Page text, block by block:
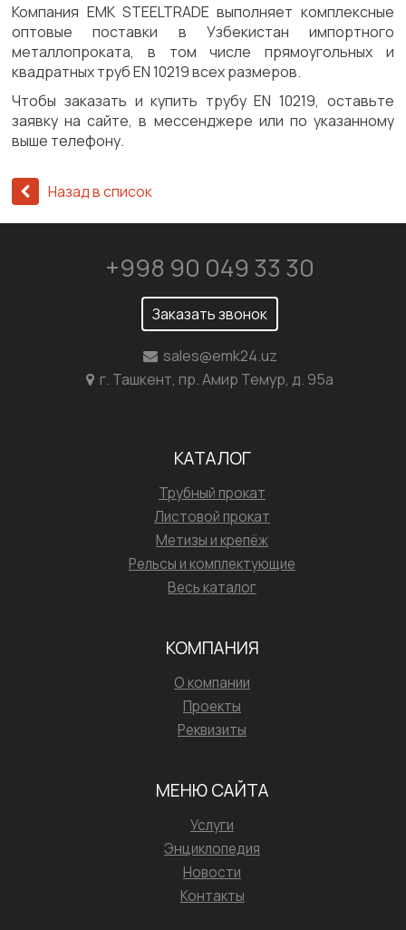
Компания EMK STEELTRADE выполняет комплексные
оптовые поставки в Узбекистан импортного
металлопроката, в том числе прямоугольных и
квадратных труб EN 10219 всех размеров.
Чтобы заказать и купить трубу EN 10219, оставьте
заявку на сайте, в мессенджере или по указанному
выше телефону.
Назад в список
+998 90 049 33 30
Заказать звонок
sales@emk24.uz
г. Ташкент, пр. Амир Темур, д. 95а
КАТАЛОГ
Трубный прокат
Листовой прокат
Метизы и крепёж
Рельсы и комплектующие
Весь каталог
КОМПАНИЯ
О компании
Проекты
Реквизиты
МЕНЮ САЙТА
Услуги
Энциклопедия
Новости
Контакты